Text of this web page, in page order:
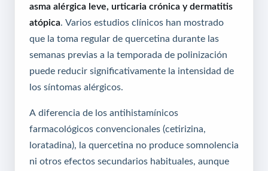
asma alérgica leve, urticaria crónica y dermatitis
atópica . Varios estudios clínicos han mostrado
que la toma regular de quercetina durante las
semanas previas a la temporada de polinización
puede reducir significativamente la intensidad de
los síntomas alérgicos.
A diferencia de los antihistamínicos
farmacológicos convencionales (cetirizina,
loratadina), la quercetina no produce somnolencia
ni otros efectos secundarios habituales, aunque